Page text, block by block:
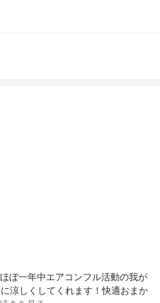
ぼ一年中エアコンフル活動の我が
涼しくしてくれます！快適おまか